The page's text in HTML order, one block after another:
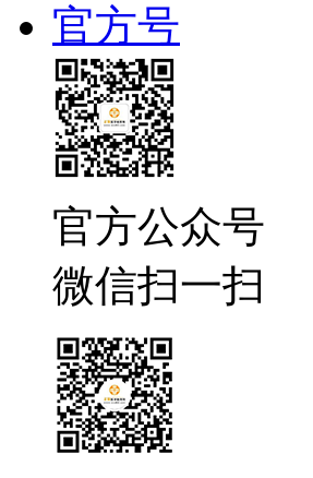
官方号
官方公众号
微信扫一扫